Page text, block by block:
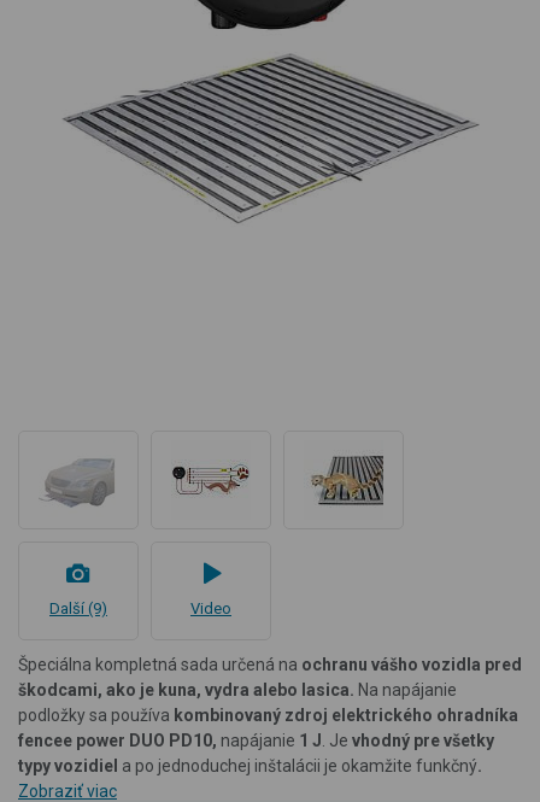
Další (9) Video
Špeciálna kompletná sada určená na ochranu vášho vozidla pred
škodcami, ako je kuna, vydra alebo lasica. Na napájanie
podložky sa používa kombinovaný zdroj elektrického ohradníka
fencee power DUO PD10, napájanie 1 J . Je vhodný pre všetky
typy vozidiel a po jednoduchej inštalácii je okamžite funkčný.
Zobraziť viac